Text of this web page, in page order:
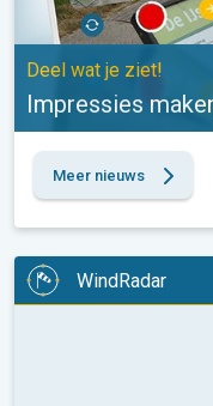
Deel wat je ziet!
Impressies
Meer nieuws
WindRadar